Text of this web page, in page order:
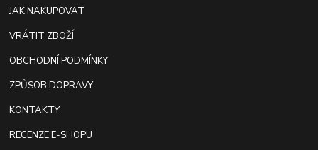
JAK NAKUPOVAT
VRÁTIT ZBOŽÍ
OBCHODNÍ PODMÍNKY
ZPŮSOB DOPRAVY
KONTAKTY
RECENZE E-SHOPU